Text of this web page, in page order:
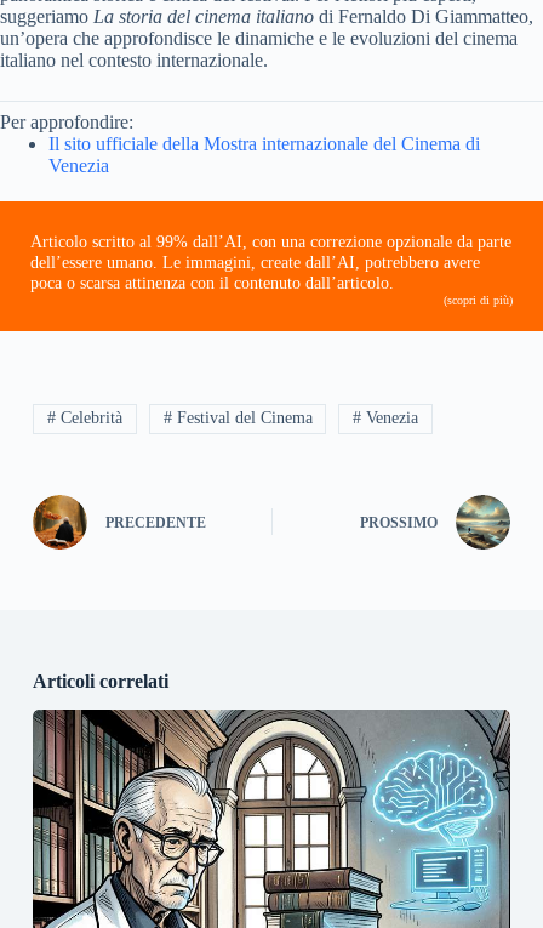
suggeriamo La storia del cinema italiano di Fernaldo Di Giammatteo,
un’opera che approfondisce le dinamiche e le evoluzioni del cinema
italiano nel contesto internazionale.
Per approfondire:
Il sito ufficiale della Mostra internazionale del Cinema di
Venezia
Articolo scritto al 99% dall’AI, con una correzione opzionale da parte
dell’essere umano. Le immagini, create dall’AI, potrebbero avere
poca o scarsa attinenza con il contenuto dall’articolo.
(scopri di più)
# Celebrità # Festival del Cinema # Venezia
PRECEDENTE PROSSIMO
Articoli correlati